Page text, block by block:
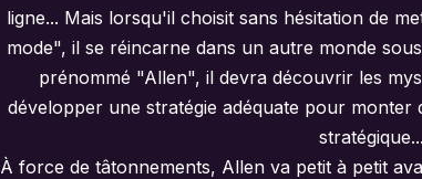
ligne... Mais lorsqu'il choisit sans hésitation de
mode", il se réincarne dans un autre monde
prénommé "Allen", il devra découvrir les
développer une stratégie adéquate pour monter
stratégique...
À force de tâtonnements, Allen va petit à petit